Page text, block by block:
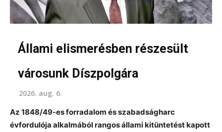
Állami elismerésben részesült
városunk Díszpolgára
2026. aug. 6.
Az 1848/49-es forradalom és szabadságharc
évfordulója alkalmából rangos állami kitüntetést kapott